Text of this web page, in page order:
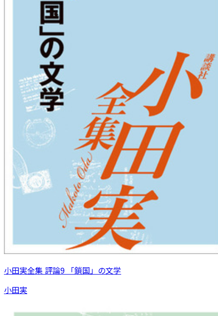
小田実全集 評論9 「鎖国」の文学
小田実